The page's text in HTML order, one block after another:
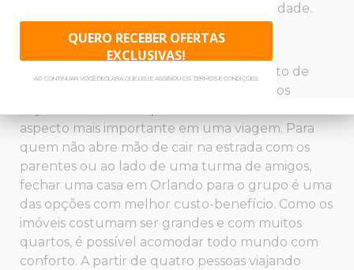
que já alugou três vezes um imóvel na cidade.
HOME SWEET HOME
Em uma pesquisa de um site do segmento de
aluguel de imóveis de temporada, 68% dos
aspecto mais importante em uma viagem. Para
quem não abre mão de cair na estrada com os
parentes ou ao lado de uma turma de amigos,
fechar uma casa em Orlando para o grupo é uma
das opções com melhor custo-benefício. Como os
imóveis costumam ser grandes e com muitos
quartos, é possível acomodar todo mundo com
conforto. A partir de quatro pessoas viajando
QUERO RECEBER OFERTAS
EXCLUSIVAS!
AO CONTINUAR VOCÊ DECLARA QUE LEU E ASSINOU OS TERMOS E CONDIÇÕES.